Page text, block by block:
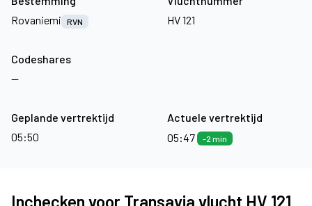
Rovaniemi
RVN
HV 121
Codeshares
—
Geplande vertrektijd
05:50
Actuele vertrektijd
05:47
-2 min
Inchecken voor Transavia vlucht HV 121